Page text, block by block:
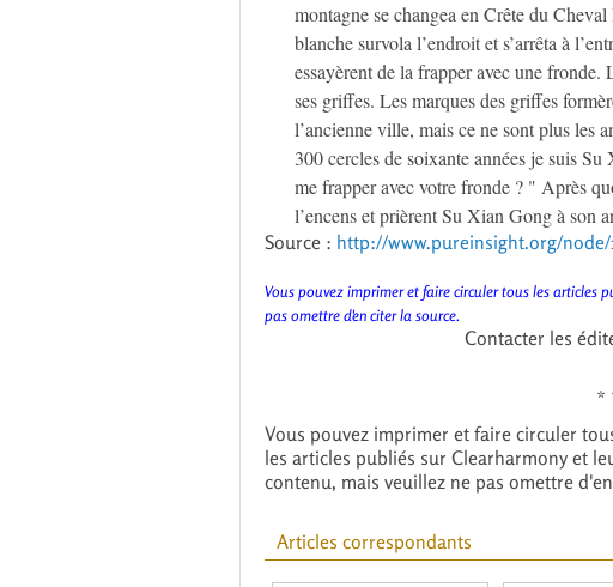
montagne se changea en Crête du
blanche survola l’endroit et s’arrêta à
essayèrent de la frapper avec une
ses griffes. Les marques des griffes
l’ancienne ville, mais ce ne sont plus les
300 cercles de soixante années je suis
me frapper avec votre fronde ? " Après
l’encens et prièrent Su Xian Gong à son
Source : http://www.pureinsight.org/node/
Vous pouvez imprimer et faire circuler tous les articles
pas omettre d'en citer la source.
Contacter les
*
Vous pouvez imprimer et faire circuler
les articles publiés sur Clearharmony et
contenu, mais veuillez ne pas omettre
Articles correspondants